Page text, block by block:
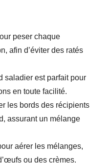
peser chaque
afin d’éviter des ratés
saladier est parfait pour
en toute facilité.
les bords des récipients
assurant un mélange
aérer les mélanges,
ou des crèmes.